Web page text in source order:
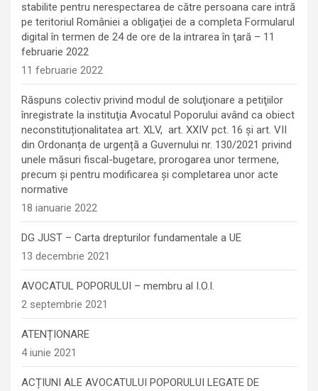
stabilite pentru nerespectarea de către persoana care intră
pe teritoriul României a obligaţiei de a completa Formularul
digital în termen de 24 de ore de la intrarea în ţară – 11
februarie 2022
11 februarie 2022
Răspuns colectiv privind modul de soluţionare a petiţiilor
înregistrate la instituţia Avocatul Poporului având ca obiect
neconstituționalitatea art. XLV, art. XXIV pct. 16 și art. VII
din Ordonanța de urgență a Guvernului nr. 130/2021 privind
unele măsuri fiscal-bugetare, prorogarea unor termene,
precum şi pentru modificarea şi completarea unor acte
normative
18 ianuarie 2022
DG JUST – Carta drepturilor fundamentale a UE
13 decembrie 2021
AVOCATUL POPORULUI – membru al I.O.I.
2 septembrie 2021
ATENȚIONARE
4 iunie 2021
ACȚIUNI ALE AVOCATULUI POPORULUI LEGATE DE